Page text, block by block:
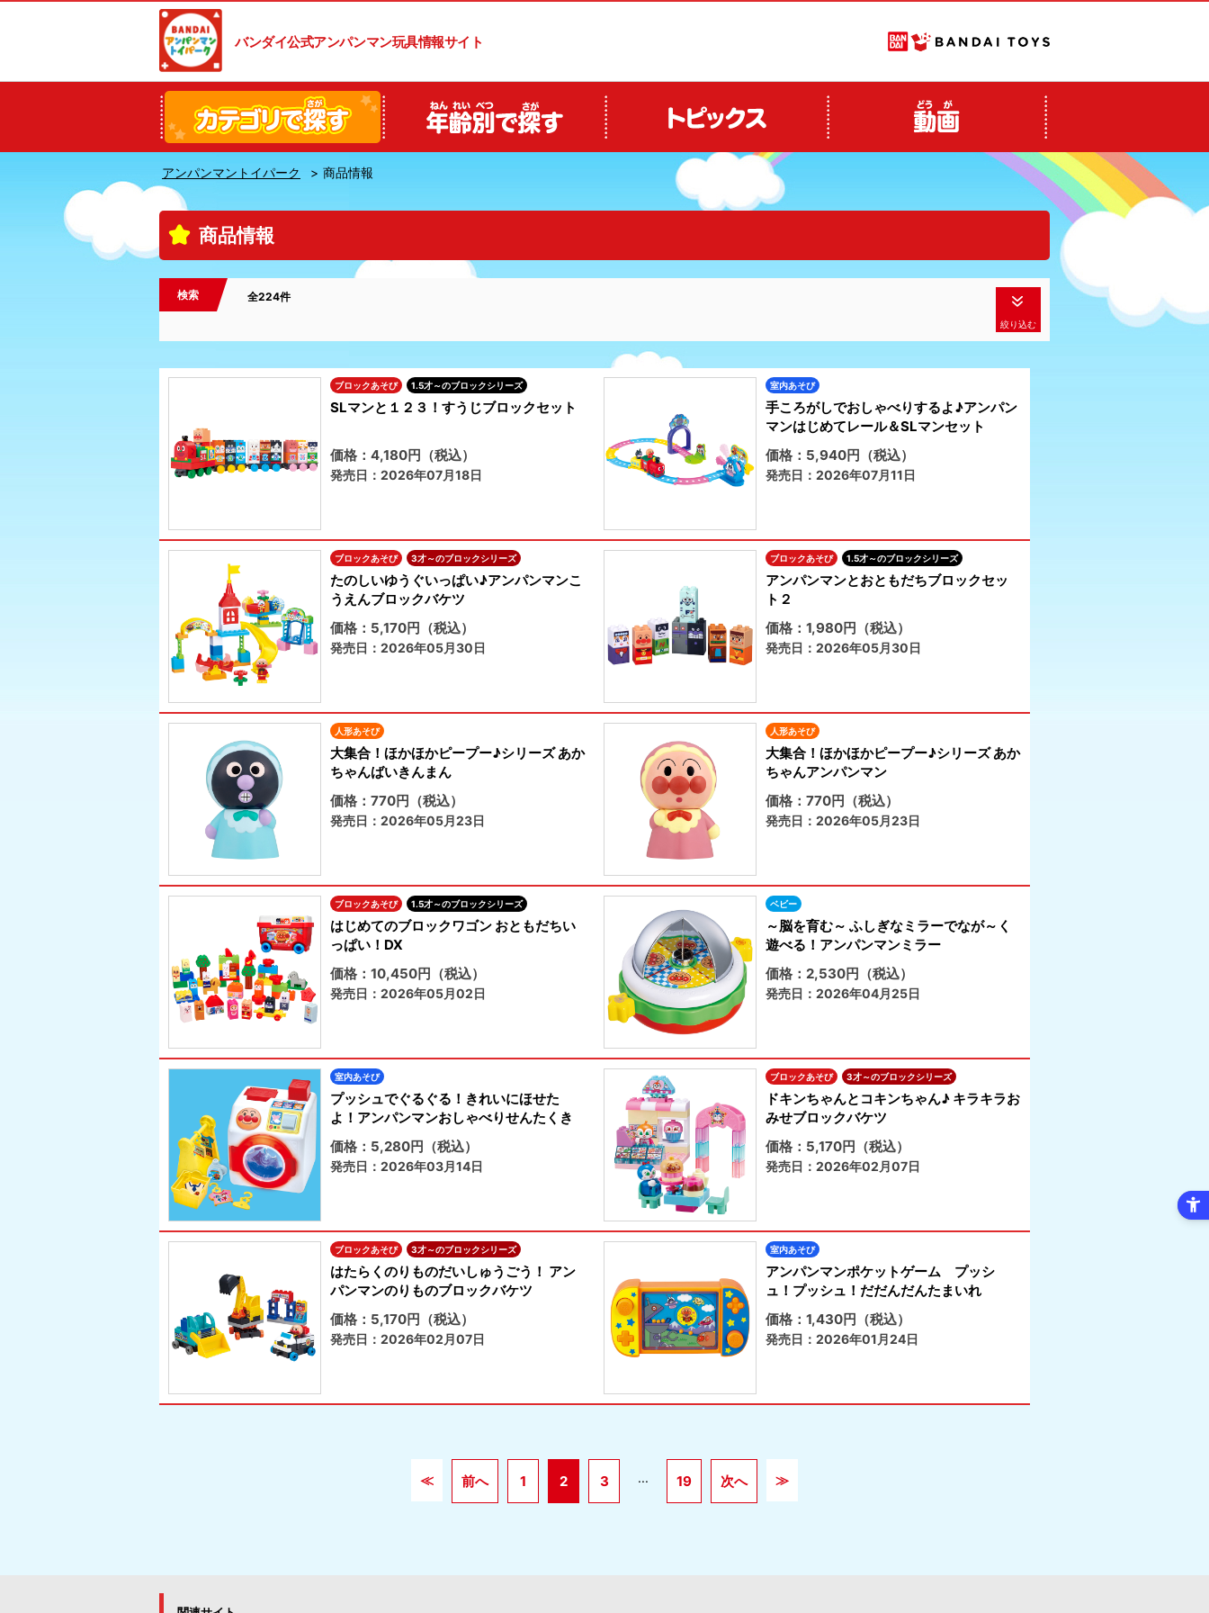
バンダイ公式アンパンマン玩具情報サイト
アンパンマントイパーク 商品情報
商品情報
検索 全224件
絞り込む
ブロックあそび 1.5才～のブロックシリーズ
SLマンと１２３！すうじブロックセット
価格：4,180円（税込）
発売日：2026年07月18日
室内あそび
手ころがしでおしゃべりするよ♪アンパン
マンはじめてレール＆SLマンセット
価格：5,940円（税込）
発売日：2026年07月11日
ブロックあそび 3才～のブロックシリーズ
たのしいゆうぐいっぱい♪アンパンマンこ
うえんブロックバケツ
価格：5,170円（税込）
発売日：2026年05月30日
ブロックあそび 1.5才～のブロックシリーズ
アンパンマンとおともだちブロックセッ
ト２
価格：1,980円（税込）
発売日：2026年05月30日
人形あそび
大集合！ほかほかピープー♪シリーズ あか
ちゃんばいきんまん
価格：770円（税込）
発売日：2026年05月23日
人形あそび
大集合！ほかほかピープー♪シリーズ あか
ちゃんアンパンマン
価格：770円（税込）
発売日：2026年05月23日
ブロックあそび 1.5才～のブロックシリーズ
はじめてのブロックワゴン おともだちい
っぱい！DX
価格：10,450円（税込）
発売日：2026年05月02日
ベビー
～脳を育む～ ふしぎなミラーでなが～く
遊べる！アンパンマンミラー
価格：2,530円（税込）
発売日：2026年04月25日
室内あそび
プッシュでぐるぐる！きれいにほせた
よ！アンパンマンおしゃべりせんたくき
価格：5,280円（税込）
発売日：2026年03月14日
ブロックあそび 3才～のブロックシリーズ
ドキンちゃんとコキンちゃん♪ キラキラお
みせブロックバケツ
価格：5,170円（税込）
発売日：2026年02月07日
ブロックあそび 3才～のブロックシリーズ
はたらくのりものだいしゅうごう！ アン
パンマンのりものブロックバケツ
価格：5,170円（税込）
発売日：2026年02月07日
室内あそび
アンパンマンポケットゲーム プッシ
ュ！プッシュ！だだんだんたまいれ
価格：1,430円（税込）
発売日：2026年01月24日
≪ 前へ 1 2 3 ... 19 次へ ≫